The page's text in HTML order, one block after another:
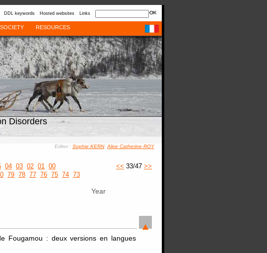
DDL keywords Hosted websites Links
RESOURCES
Disorders
Editor : Sophie KERN, Alice Catherine ROY
04 03 02 01 00
79 78 77 76 75 74 73
<< 33/47 >>
Year
Fougamou : deux versions en langues